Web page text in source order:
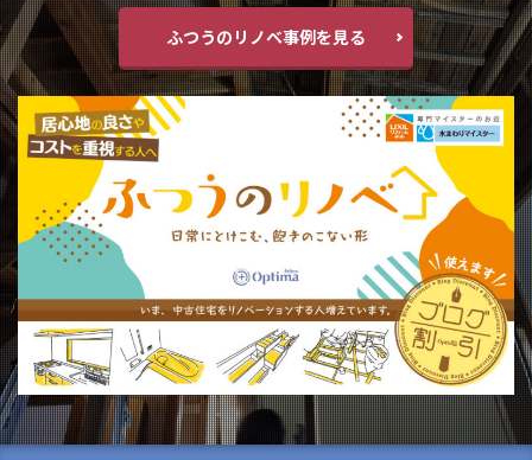
ふつうのリノベ事例を見る